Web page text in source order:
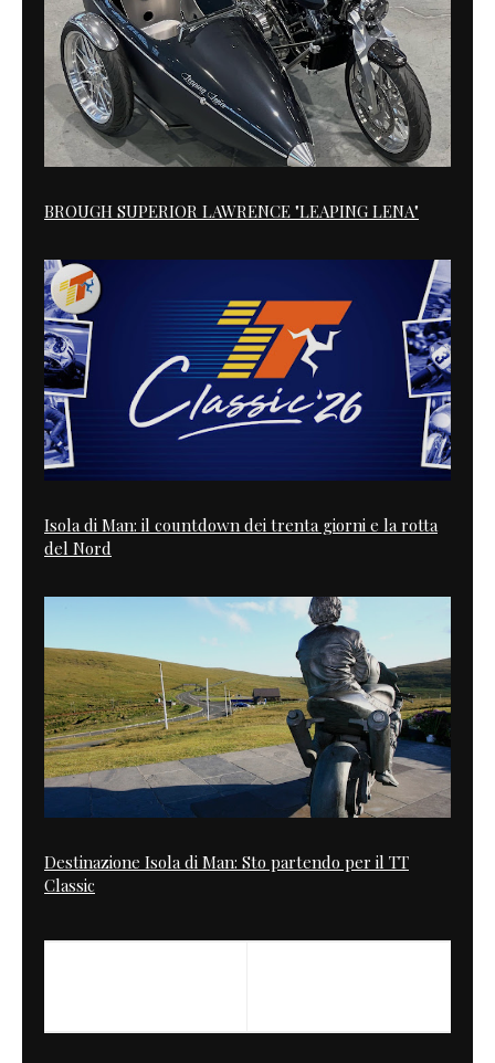
BROUGH SUPERIOR LAWRENCE "LEAPING LENA"
Isola di Man: il countdown dei trenta giorni e la rotta
del Nord
Destinazione Isola di Man: Sto partendo per il TT
Classic